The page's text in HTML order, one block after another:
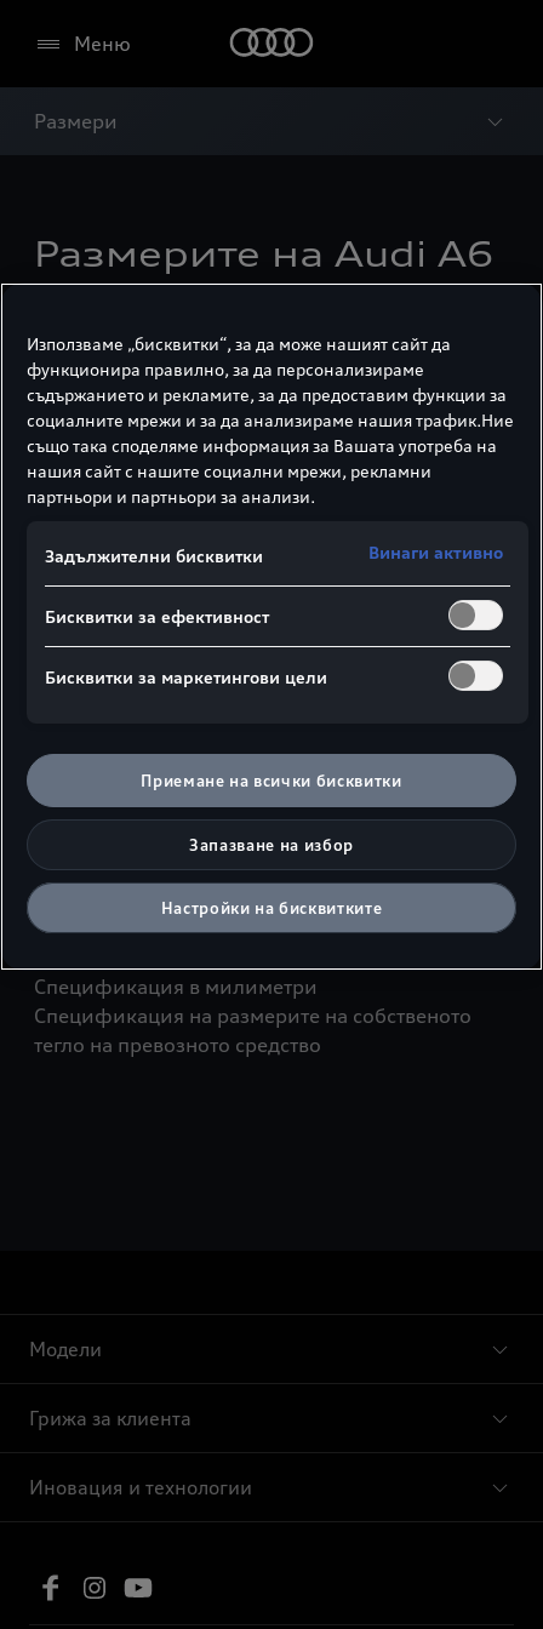
Меню
Размери
Размерите на Audi A6
¹Широко пространство за раменете
² Широко пространство на лактите
³С антената на покрива височината на
автомобила се увеличава с 26 мм
*Максимално пространство за главата
Спецификация в милиметри
Спецификация на размерите на собственото
тегло на превозното средство
Модели
Грижа за клиента
Иновация и технологии
Използваме „бисквитки“, за да може нашият сайт да
функционира правилно, за да персонализираме
съдържанието и рекламите, за да предоставим функции за
социалните мрежи и за да анализираме нашия трафик.Ние
също така споделяме информация за Вашата употреба на
нашия сайт с нашите социални мрежи, рекламни
партньори и партньори за анализи.
Задължителни бисквитки Винаги активно
Бисквитки за ефективност
Бисквитки за маркетингови цели
Приемане на всички бисквитки
Запазване на избор
Настройки на бисквитките